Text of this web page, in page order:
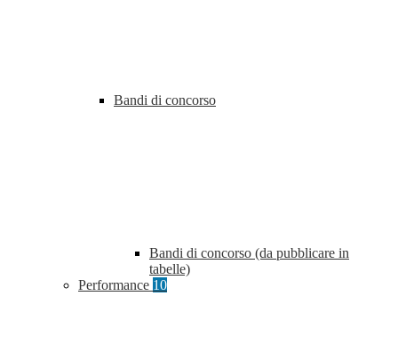
Bandi di concorso
Bandi di concorso (da pubblicare in
tabelle)
Performance 10